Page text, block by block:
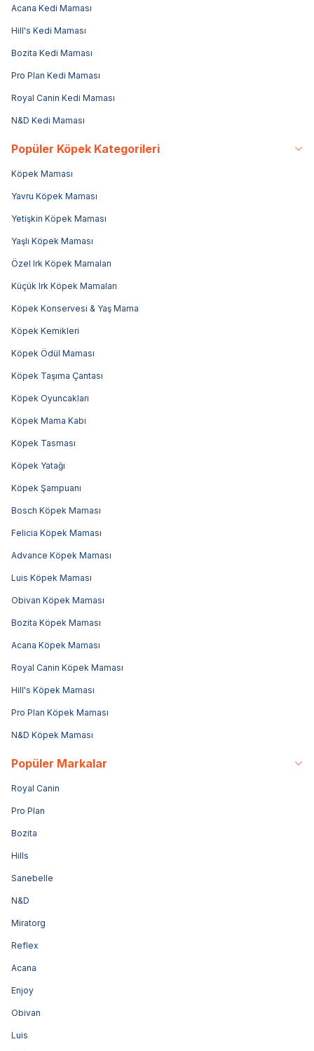
Acana Kedi Maması
Hill's Kedi Maması
Bozita Kedi Maması
Pro Plan Kedi Maması
Royal Canin Kedi Maması
N&D Kedi Maması
Popüler Köpek Kategorileri
Köpek Maması
Yavru Köpek Maması
Yetişkin Köpek Maması
Yaşlı Köpek Maması
Özel Irk Köpek Mamaları
Küçük Irk Köpek Mamaları
Köpek Konservesi & Yaş Mama
Köpek Kemikleri
Köpek Ödül Maması
Köpek Taşıma Çantası
Köpek Oyuncakları
Köpek Mama Kabı
Köpek Tasması
Köpek Yatağı
Köpek Şampuanı
Bosch Köpek Maması
Felicia Köpek Maması
Advance Köpek Maması
Luis Köpek Maması
Obivan Köpek Maması
Bozita Köpek Maması
Acana Köpek Maması
Royal Canin Köpek Maması
Hill's Köpek Maması
Pro Plan Köpek Maması
N&D Köpek Maması
Popüler Markalar
Royal Canin
Pro Plan
Bozita
Hills
Sanebelle
N&D
Miratorg
Reflex
Acana
Enjoy
Obivan
Luis